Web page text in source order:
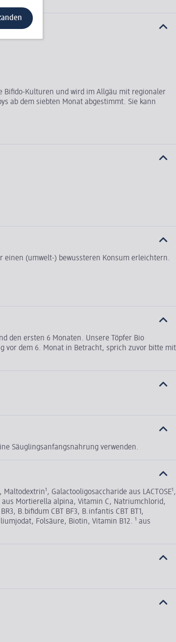
Bifido-Kulturen und wird im Allgäu mit regionaler
ab dem siebten Monat abgestimmt. Sie kann
einen (umwelt-) bewussteren Konsum erleichtern.
den ersten 6 Monaten. Unsere Töpfer Bio
vor dem 6. Monat in Betracht, sprich zuvor bitte mit
Säuglingsanfangsnahrung verwenden.
Galactooligosaccharide aus LACTOSE¹,
aus Mortierella alpina, Vitamin C, Natriumchlorid,
B.bifidum CBT BF3, B.infantis CBT BT1,
Folsäure, Biotin, Vitamin B12. ¹ aus